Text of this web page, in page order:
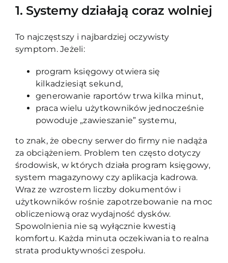
1. Systemy działają coraz wolniej
To najczęstszy i najbardziej oczywisty
symptom. Jeżeli:
program księgowy otwiera się
kilkadziesiąt sekund,
generowanie raportów trwa kilka minut,
praca wielu użytkowników jednocześnie
powoduje „zawieszanie” systemu,
to znak, że obecny serwer do firmy nie nadąża
za obciążeniem. Problem ten często dotyczy
środowisk, w których działa program księgowy,
system magazynowy czy aplikacja kadrowa.
Wraz ze wzrostem liczby dokumentów i
użytkowników rośnie zapotrzebowanie na moc
obliczeniową oraz wydajność dysków.
Spowolnienia nie są wyłącznie kwestią
komfortu. Każda minuta oczekiwania to realna
strata produktywności zespołu.